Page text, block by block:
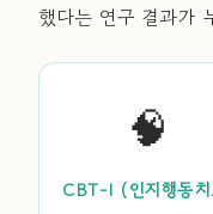
했다는 연구 결과가
🧠
CBT-I (인지행동